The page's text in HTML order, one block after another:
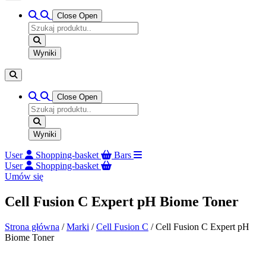
Close Open
Search
...
Wyniki
Close Open
Search
...
Wyniki
User Shopping-basket
Bars
User
Shopping-basket
Umów się
Cell Fusion C Expert pH Biome Toner
Strona główna /Marki /Cell Fusion C / Cell Fusion C Expert pH
Biome Toner